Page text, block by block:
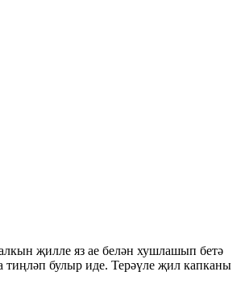
җилле яз ае белән хушлашып бетә
тиңләп булыр иде. Терәүле җил капканы